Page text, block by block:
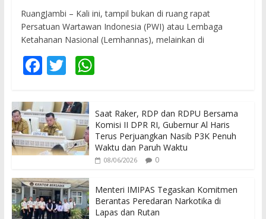
RuangJambi – Kali ini, tampil bukan di ruang rapat
Persatuan Wartawan Indonesia (PWI) atau Lembaga
Ketahanan Nasional (Lemhannas), melainkan di
F
e
b
o
o
k
T
itt
er
W
s
A
p
Saat Raker, RDP dan RDPU Bersama
Komisi II DPR RI, Gubernur Al Haris
Terus Perjuangkan Nasib P3K Penuh
Waktu dan Paruh Waktu
08/06/2026 0
Menteri IMIPAS Tegaskan Komitmen
Berantas Peredaran Narkotika di
Lapas dan Rutan